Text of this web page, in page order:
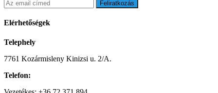
Feliratkozás
Elérhetőségek
Telephely
7761 Kozármisleny Kinizsi u. 2/A.
Telefon: